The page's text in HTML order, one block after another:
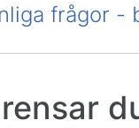
frågor -